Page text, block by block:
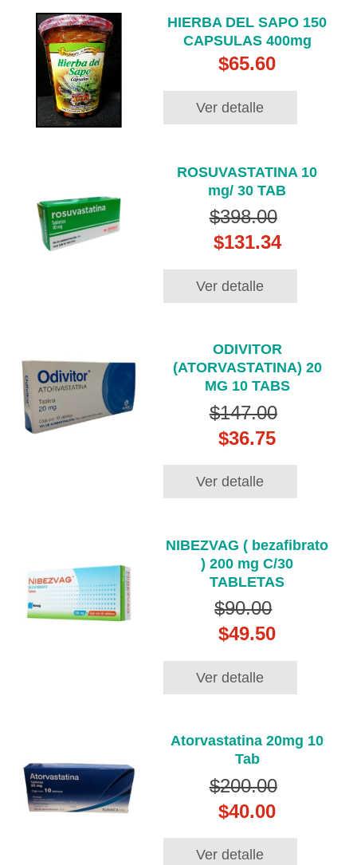
HIERBA DEL SAPO 150
CAPSULAS 400mg
$65.60
Ver detalle
ROSUVASTATINA 10
mg/ 30 TAB
$398.00
$131.34
Ver detalle
ODIVITOR
(ATORVASTATINA) 20
MG 10 TABS
$147.00
$36.75
Ver detalle
NIBEZVAG ( bezafibrato
) 200 mg C/30
TABLETAS
$90.00
$49.50
Ver detalle
Atorvastatina 20mg 10
Tab
$200.00
$40.00
Ver detalle